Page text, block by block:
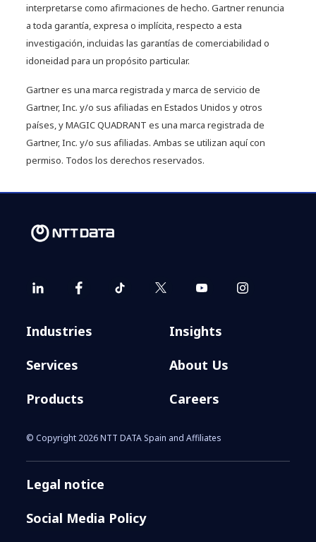
interpretarse como afirmaciones de hecho. Gartner renuncia
a toda garantía, expresa o implícita, respecto a esta
investigación, incluidas las garantías de comerciabilidad o
idoneidad para un propósito particular.
Gartner es una marca registrada y marca de servicio de
Gartner, Inc. y/o sus afiliadas en Estados Unidos y otros
países, y MAGIC QUADRANT es una marca registrada de
Gartner, Inc. y/o sus afiliadas. Ambas se utilizan aquí con
permiso. Todos los derechos reservados.
Industries
Services
Products
Insights
About Us
Careers
© Copyright 2026 NTT DATA Spain and Affiliates
Legal notice
Social Media Policy